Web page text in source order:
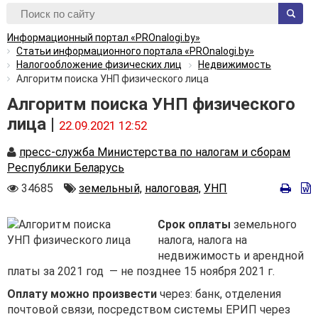
Информационный портал «PROnalogi.by»
Статьи информационного портала «PROnalogi.by»
Налогообложение физических лиц
Недвижимость
Алгоритм поиска УНП физического лица
Алгоритм поиска УНП физического
лица | 22.09.2021 12:52
Автор
пресс-служба Министерства по налогам и сборам
Республики Беларусь
Количество
34685 Автор
земельный, налоговая, УНП
Срок оплаты земельного
налога, налога на
недвижимость и арендной
платы за 2021 год — не позднее 15 ноября 2021 г.
Оплату можно произвести через: банк, отделения
почтовой связи, посредством системы ЕРИП через